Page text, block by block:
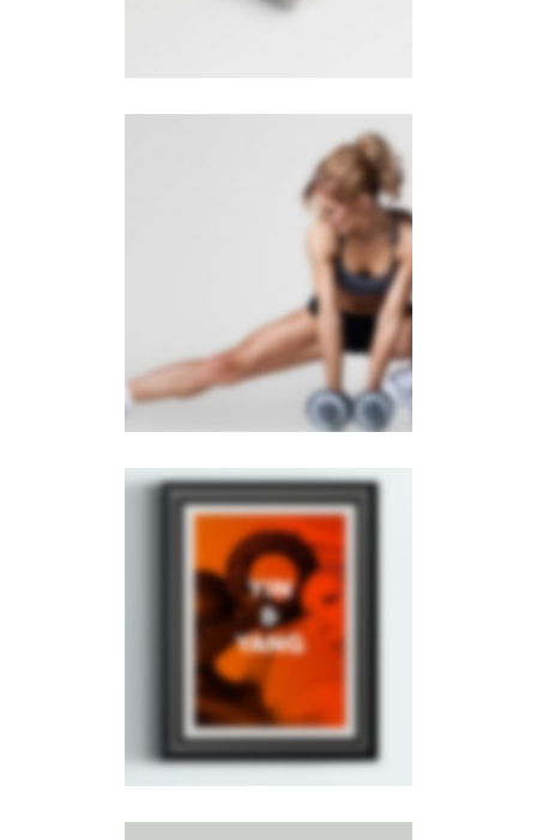
Sidebar Slider
PHOTOGRAPHY
Right Floating
Sidebar
PHOTOGRAPHY